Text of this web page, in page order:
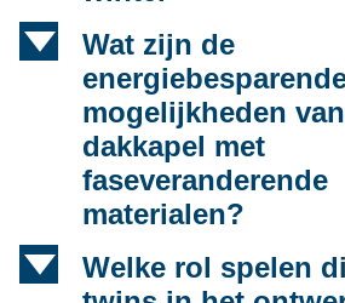
d
Wat zijn de
mogelijkheden
dakkapel met
faseveranderende
materialen?
d
Welke rol spelen